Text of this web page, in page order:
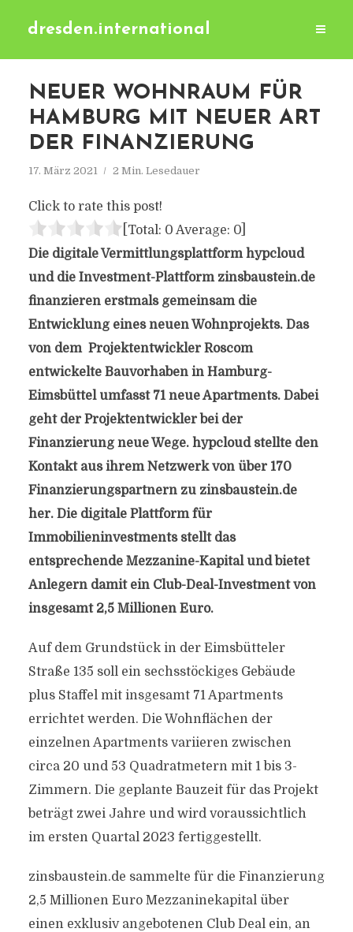
dresden.international
NEUER WOHNRAUM FÜR
HAMBURG MIT NEUER ART
DER FINANZIERUNG
17. März 2021 2 Min. Lesedauer
Click to rate this post!
[Total: 0 Average: 0]
Die digitale Vermittlungsplattform hypcloud
und die Investment-Plattform zinsbaustein.de
finanzieren erstmals gemeinsam die
Entwicklung eines neuen Wohnprojekts. Das
von dem Projektentwickler Roscom
entwickelte Bauvorhaben in Hamburg-
Eimsbüttel umfasst 71 neue Apartments. Dabei
geht der Projektentwickler bei der
Finanzierung neue Wege. hypcloud stellte den
Kontakt aus ihrem Netzwerk von über 170
Finanzierungspartnern zu zinsbaustein.de
her. Die digitale Plattform für
Immobilieninvestments stellt das
entsprechende Mezzanine-Kapital und bietet
Anlegern damit ein Club-Deal-Investment von
insgesamt 2,5 Millionen Euro.
Auf dem Grundstück in der Eimsbütteler
Straße 135 soll ein sechsstöckiges Gebäude
plus Staffel mit insgesamt 71 Apartments
errichtet werden. Die Wohnflächen der
einzelnen Apartments variieren zwischen
circa 20 und 53 Quadratmetern mit 1 bis 3-
Zimmern. Die geplante Bauzeit für das Projekt
beträgt zwei Jahre und wird voraussichtlich
im ersten Quartal 2023 fertiggestellt.
zinsbaustein.de sammelte für die Finanzierung
2,5 Millionen Euro Mezzaninekapital über
einen exklusiv angebotenen Club Deal ein, an